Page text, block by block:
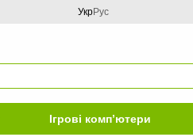
УкрРус
Ігрові комп’ютери